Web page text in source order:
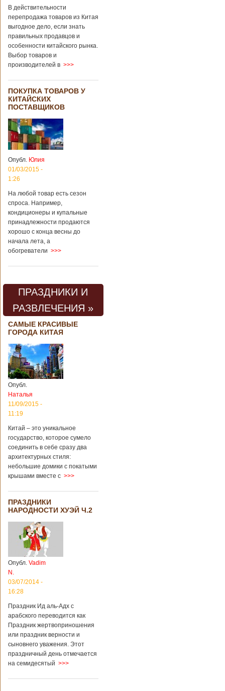
В действительности
перепродажа товаров из Китая
выгодное дело, если знать
правильных продавцов и
особенности китайского рынка.
Выбор товаров и
производителей в >>>
ПОКУПКА ТОВАРОВ У
КИТАЙСКИХ
ПОСТАВЩИКОВ
Опубл. Юлия
01/03/2015 -
1:26
На любой товар есть сезон
спроса. Например,
кондиционеры и купальные
принадлежности продаются
хорошо с конца весны до
начала лета, а
обогреватели >>>
ПРАЗДНИКИ И
РАЗВЛЕЧЕНИЯ »
САМЫЕ КРАСИВЫЕ
ГОРОДА КИТАЯ
Опубл.
Наталья
11/09/2015 -
11:19
Китай – это уникальное
государство, которое сумело
соединить в себе сразу два
архитектурных стиля:
небольшие домики с покатыми
крышами вместе с >>>
ПРАЗДНИКИ
НАРОДНОСТИ ХУЭЙ Ч.2
Опубл. Vadim
N.
03/07/2014 -
16:28
Праздник Ид аль-Адх с
арабского переводится как
Праздник жертвоприношения
или праздник верности и
сыновнего уважения. Этот
праздничный день отмечается
на семидесятый >>>